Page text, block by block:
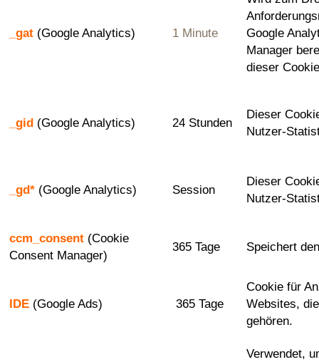
_gat (Google Analytics) 1 Minute
Google
Manager
dieser
_gid (Google Analytics) 24 Stunden
Dieser
Nutzer-
_gd* (Google Analytics) Session
Dieser
Nutzer-
ccm_consent (Cookie
Consent Manager)
365 Tage Speichert
IDE (Google Ads) 365 Tage
Cookie für
Websites,
gehören.
Verwendet,